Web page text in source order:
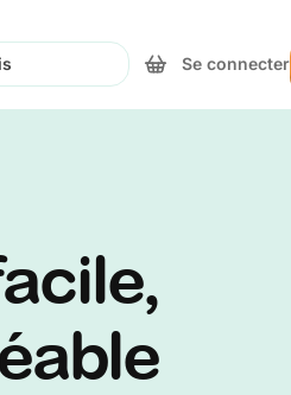
langue
Se connecter